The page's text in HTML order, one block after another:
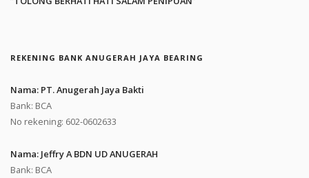
REKENING BANK ANUGERAH JAYA BEARING
Nama: PT. Anugerah Jaya Bakti
Bank: BCA
No rekening: 602-0602633
Nama: Jeffry A BDN UD ANUGERAH
Bank: BCA